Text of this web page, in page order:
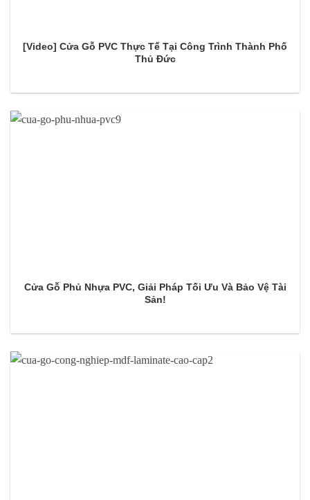
[Video] Cửa Gỗ PVC Thực Tế Tại Công Trình Thành Phố
Thủ Đức
Cửa Gỗ Phủ Nhựa PVC, Giải Pháp Tối Ưu Và Bảo Vệ Tài
Sản!